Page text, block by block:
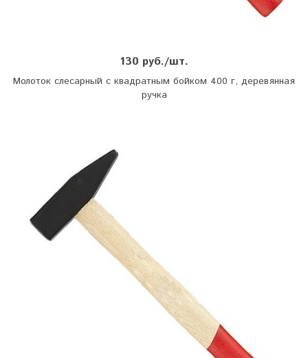
130 руб./шт.
Молоток слесарный с квадратным бойком 400 г, деревянная
ручка